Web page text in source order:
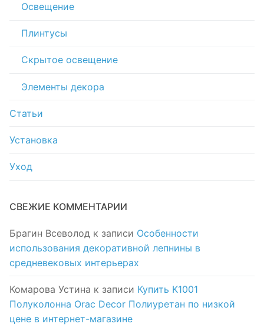
Освещение
Плинтусы
Скрытое освещение
Элементы декора
Статьи
Установка
Уход
СВЕЖИЕ КОММЕНТАРИИ
Брагин Всеволод к записи Особенности
использования декоративной лепнины в
средневековых интерьерах
Комарова Устина к записи Купить K1001
Полуколонна Orac Decor Полиуретан по низкой
цене в интернет-магазине